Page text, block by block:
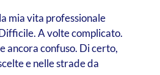
mia vita professionale
A volte complicato.
ancora confuso. Di certo,
e nelle strade da